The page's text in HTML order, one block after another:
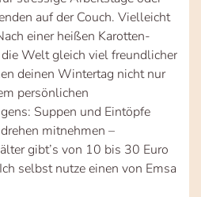
auf der Couch. Vielleicht
einer heißen Karotten-
Welt gleich viel freundlicher
deinen Wintertag nicht nur
persönlichen
Suppen und Eintöpfe
mitnehmen –
gibt’s von 10 bis 30 Euro
selbst nutze einen von Emsa